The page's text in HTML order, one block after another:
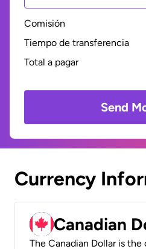
Comisión
Tiempo de transferencia
Total a pagar
Send
Currency
Canadian
The Canadian Dollar is